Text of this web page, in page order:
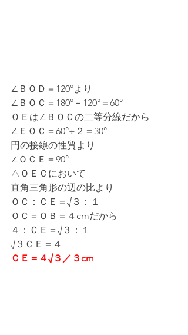
∠ＢＯＤ＝120°より
∠ＢＯＣ＝180°－120°＝60°
ＯＥは∠ＢＯＣの二等分線だから
∠ＥＯＣ＝60°÷２＝30°
円の接線の性質より
∠ＯＣＥ＝90°
△ＯＥＣにおいて
直角三角形の辺の比より
ＯＣ：ＣＥ＝√３：１
ＯＣ＝ＯＢ＝４cmだから
４：ＣＥ＝√３：１
√３ＣＥ＝４
ＣＥ＝４√３／３cm